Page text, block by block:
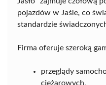
pojazdów w Jaśle, co
standardzie
Firma oferuje szeroką
przeglądy
ciężarowych,